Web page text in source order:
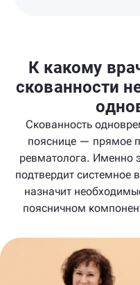
К какому
скованности
Скованность
пояснице — прямое
ревматолога. Именно
подтвердит системное
назначит
поясничном